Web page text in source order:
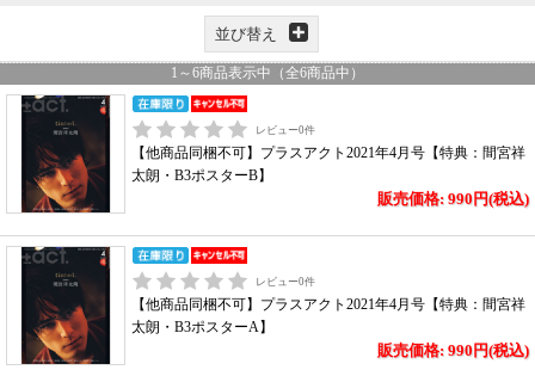
並び替え
1 ～ 6商品表示中（全6商品中）
レビュー0件
【他商品同梱不可】プラスアクト2021年4月号【特典：間宮祥
太朗・B3ポスターB】
販売価格: 990円(税込)
レビュー0件
【他商品同梱不可】プラスアクト2021年4月号【特典：間宮祥
太朗・B3ポスターA】
販売価格: 990円(税込)